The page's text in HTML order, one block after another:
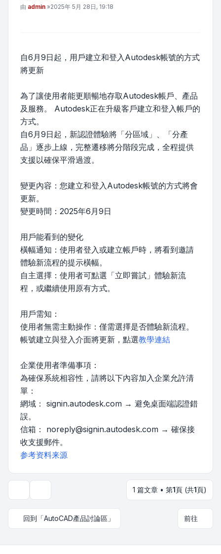
文章
由 admin »2025年 5月 28日, 19:18
自6月9日起，用戶建立和登入Autodesk帳號的方式
將更新
為了讓使用者能更順暢地存取Autodesk帳戶、產品
及服務。 Autodesk正在升級客戶建立和登入帳戶的
方式。
自6月9日起，新認證體驗將「分區域」、「分產
品」逐步上線，完整遷移將分階段完成，全程提供
支援以確保平滑過渡。
變更內容：您建立和登入Autodesk帳號的方式將會
更新。
變更時間：2025年6月9日
用戶能看到的變化
橫幅通知：使用者登入或建立帳戶時，將看到邀請
體驗新流程的提示橫幅。
自主選擇：使用者可點選「立即嘗試」體驗新流
程，或繼續使用原有方式。
用戶需知：
使用者無需主動操作：僅需選擇是否體驗新流程。
帳號建立與登入介面將更新，點選教學連結
企業使用者準備事項：
為確保系統相容性，請將以下內容加入企業允許清
單：
網域： signin.autodesk.com → 避免桌面端認證錯
誤。
信箱： noreply@signin.autodesk.com → 確保接
收支援郵件。
参考资料来源
1 篇文章 • 第1頁 (共1頁)
回到「AutoCAD產品討論區」 前往